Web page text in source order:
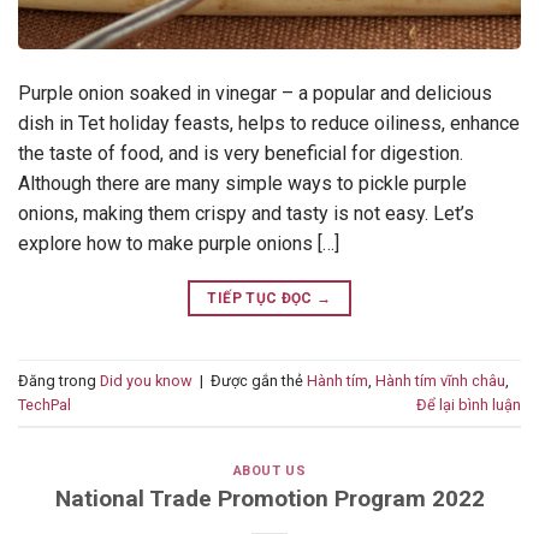
Purple onion soaked in vinegar – a popular and delicious
dish in Tet holiday feasts, helps to reduce oiliness, enhance
the taste of food, and is very beneficial for digestion.
Although there are many simple ways to pickle purple
onions, making them crispy and tasty is not easy. Let’s
explore how to make purple onions […]
TIẾP TỤC ĐỌC →
Đăng trong Did you know | Được gắn thẻ Hành tím Hành tím vĩnh châu
TechPal
Để lại bình luận
ABOUT US
National Trade Promotion Program 2022